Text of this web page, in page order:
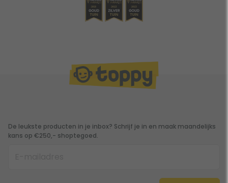
De leukste producten in je inbox? Schrijf je in en maak maandelijks
kans op €250,- shoptegoed.